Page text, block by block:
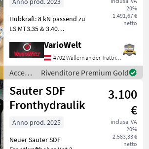
Mostra
366
risultati
20%
1.491,67 €
netto
Hubkraft: 8 kN passend zu
LS MT3.35 & 3.40
doppeltwirkend mit
Steckkupplungen &
Klappdeckel Kuppeldreieck
Kat. Kommunal
Unterlenker K
VarioWelt
4702 Wallern an der Trattnach
Accessori
per
trattore
/
Aigner
Rivenditore Premium Gold
Sauter SDF
Fronthydraulik
3.100
€
inclusa IVA
20%
2.583,33 €
netto
Anno prod. 2025
Neuer Sauter SDF